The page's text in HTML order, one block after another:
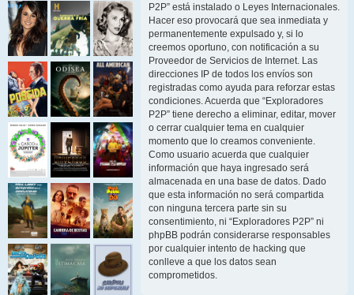
P2P” está instalado o Leyes Internacionales.
Hacer eso provocará que sea inmediata y
permanentemente expulsado y, si lo
creemos oportuno, con notificación a su
Proveedor de Servicios de Internet. Las
direcciones IP de todos los envíos son
registradas como ayuda para reforzar estas
condiciones. Acuerda que “Exploradores
P2P” tiene derecho a eliminar, editar, mover
o cerrar cualquier tema en cualquier
momento que lo creamos conveniente.
Como usuario acuerda que cualquier
información que haya ingresado será
almacenada en una base de datos. Dado
que esta información no será compartida
con ninguna tercera parte sin su
consentimiento, ni “Exploradores P2P” ni
phpBB podrán considerarse responsables
por cualquier intento de hacking que
conlleve a que los datos sean
comprometidos.